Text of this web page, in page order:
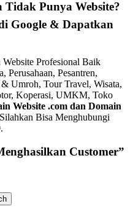
Punya Website?
Google & Dapatkan
Website Profesional Baik
Perusahaan, Pesantren,
Umroh, Tour Travel, Wisata,
Koperasi, UMKM, Toko
Website .com dan Domain
Bisa Menghubungi
.
Customer”